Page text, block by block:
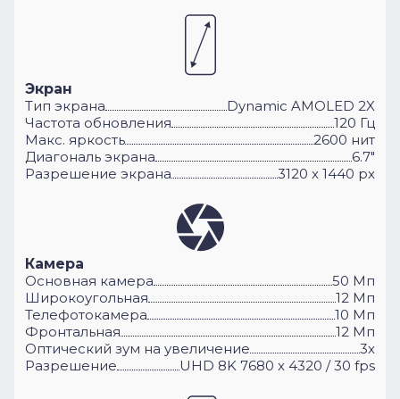
Экран
Тип экрана
Dynamic AMOLED 2X
Частота обновления
120 Гц
Макс. яркость
2600 нит
Диагональ экрана
6.7"
Разрешение экрана
3120 x 1440 px
Камера
Основная камера
50 Мп
Широкоугольная
12 Мп
Телефотокамера
10 Мп
Фронтальная
12 Мп
Оптический зум на увеличение
3x
Разрешение
UHD 8K 7680 x 4320 / 30 fps